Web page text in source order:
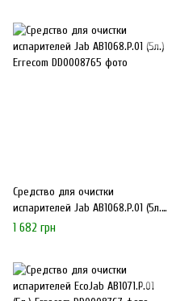
Средство для очистки
испарителей Jab AB1068.P.01 (5л.)
Errecom
1 682 грн